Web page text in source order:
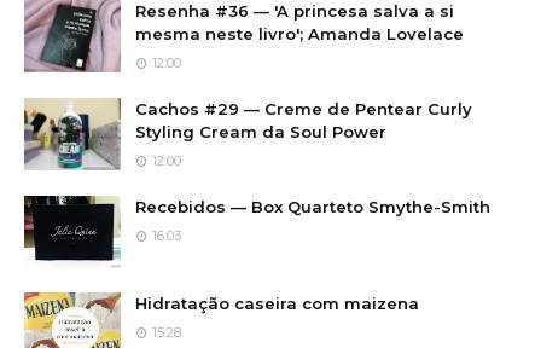
Resenha #36 — 'A princesa salva a si
mesma neste livro'; Amanda Lovelace
12:00
Cachos #29 — Creme de Pentear Curly
Styling Cream da Soul Power
12:00
Recebidos — Box Quarteto Smythe-Smith
16:03
Hidratação caseira com maizena
15:28